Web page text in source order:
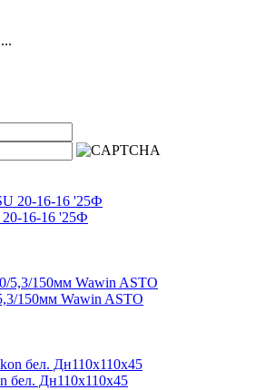
16-16 '25Ф
150мм Wawin ASTO
бел. Дн110х110х45